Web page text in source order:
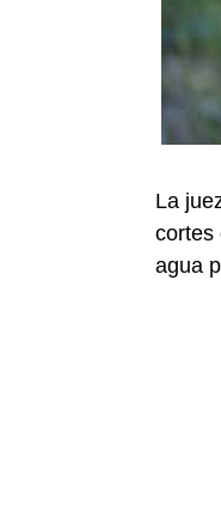
La
cortes
agua